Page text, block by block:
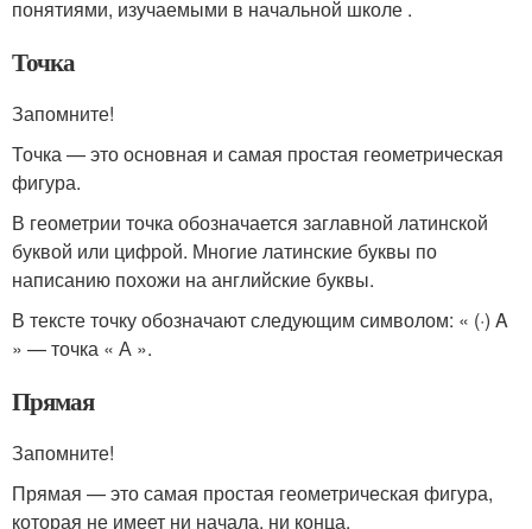
понятиями, изучаемыми в начальной школе .
Точка
Запомните!
Точка — это основная и самая простая геометрическая
фигура.
В геометрии точка обозначается заглавной латинской
буквой или цифрой. Многие латинские буквы по
написанию похожи на английские буквы.
В тексте точку обозначают следующим символом: « (·) A
» — точка « А ».
Прямая
Запомните!
Прямая — это самая простая геометрическая фигура,
которая не имеет ни начала, ни конца.